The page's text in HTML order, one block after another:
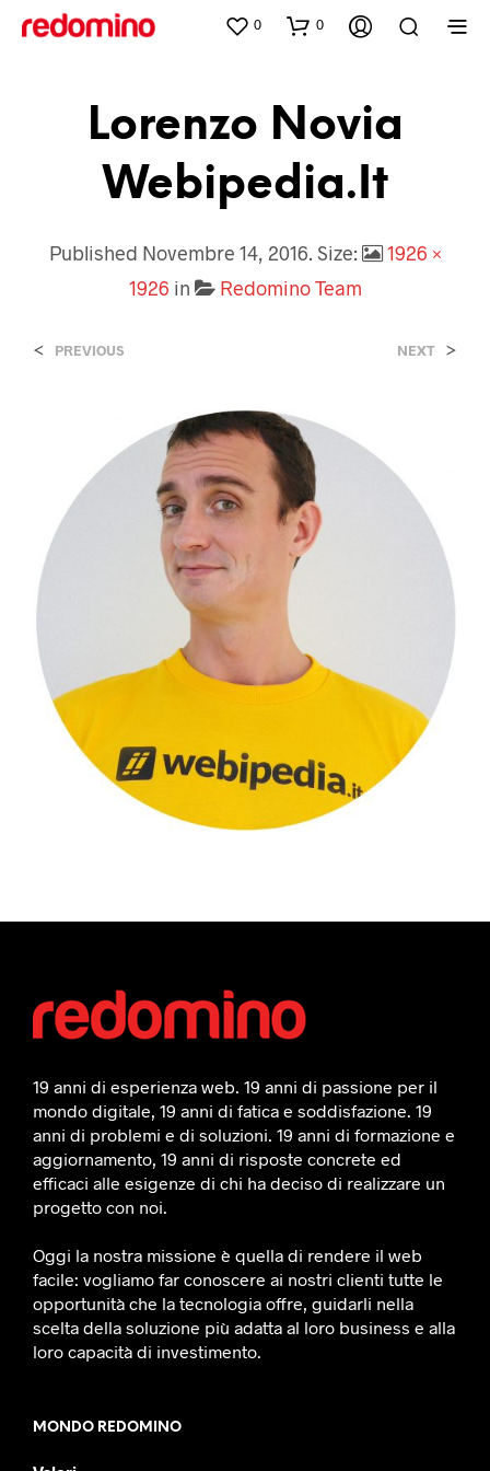
0 0
Lorenzo Novia
Webipedia.it
Published Novembre 14, 2016. Size:
1926 ×
1926 in Redomino Team
< PREVIOUS NEXT >
19 anni di esperienza web. 19 anni di passione per il
mondo digitale, 19 anni di fatica e soddisfazione. 19
anni di problemi e di soluzioni. 19 anni di formazione e
aggiornamento, 19 anni di risposte concrete ed
efficaci alle esigenze di chi ha deciso di realizzare un
progetto con noi.
Oggi la nostra missione è quella di rendere il web
facile: vogliamo far conoscere ai nostri clienti tutte le
opportunità che la tecnologia offre, guidarli nella
scelta della soluzione più adatta al loro business e alla
loro capacità di investimento.
MONDO REDOMINO